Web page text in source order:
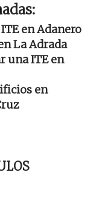
en Adanero
La Adrada
una ITE en
en